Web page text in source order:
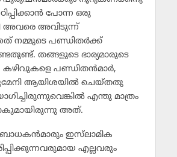
പോന്ന ഒരു
അവരെ അവിടുന്ന്
നമ്മുടെ പണ്ഡിതര്‍ക്ക്
തങ്ങളുടെ ഭാര്യമാരുടെ
കഴിവുകളെ പണ്ഡിതന്‍മാര്‍,
ആയിശയില്‍ ചെയ്തതു
എന്തു മാത്രം
അത്.
ഇസ്‌ലാമിക
എല്ലവരും